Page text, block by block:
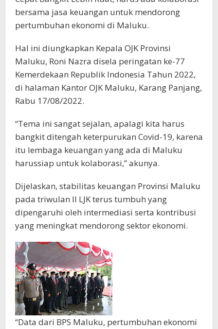
bersama jasa keuangan untuk mendorong
pertumbuhan ekonomi di Maluku.
Hal ini diungkapkan Kepala OJK Provinsi
Maluku, Roni Nazra disela peringatan ke-77
Kemerdekaan Republik Indonesia Tahun 2022,
di halaman Kantor OJK Maluku, Karang Panjang,
Rabu 17/08/2022.
“Tema ini sangat sejalan, apalagi kita harus
bangkit ditengah keterpurukan Covid-19, karena
itu lembaga keuangan yang ada di Maluku
harussiap untuk kolaborasi,” akunya.
Dijelaskan, stabilitas keuangan Provinsi Maluku
pada triwulan II LJK terus tumbuh yang
dipengaruhi oleh intermediasi serta kontribusi
yang meningkat mendorong sektor ekonomi.
“Data dari BPS Maluku, pertumbuhan ekonomi